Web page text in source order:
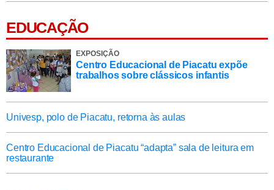
EDUCAÇÃO
EXPOSIÇÃO
Centro Educacional de Piacatu expõe
trabalhos sobre clássicos infantis
Univesp, polo de Piacatu, retorna às aulas
Centro Educacional de Piacatu “adapta” sala de leitura em
restaurante